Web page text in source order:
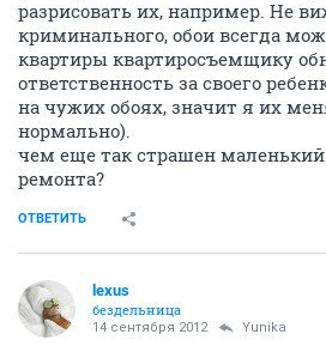
разрисовать их, например. Не
криминального, обои всегда
квартиры квартиросъемщику
ответственность за своего
на чужих обоях, значит я их
нормально).
чем еще так страшен маленький
ремонта?
ОТВЕТИТЬ
lexus
бездельница
14 сентября 2012 Yunika